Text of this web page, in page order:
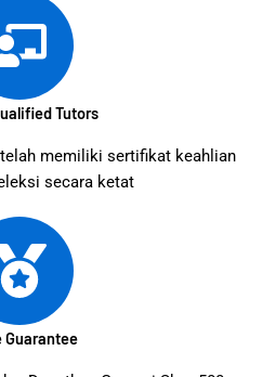
Tutors
memiliki sertifikat keahlian
secara ketat
Guarantee